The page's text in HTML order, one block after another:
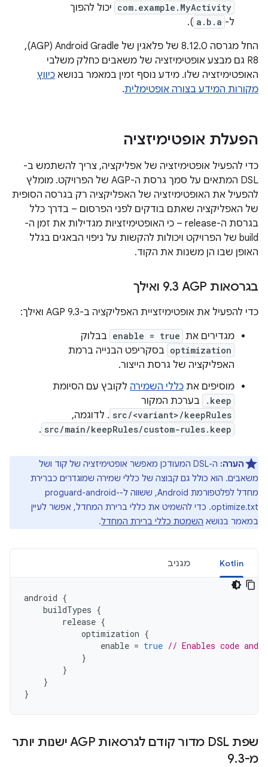
com.example.MyActivity יכול להפוך
ל- a.b.a
).
החל מגרסה 8.12.0 של פלאגין של Android Gradle‏ (AGP), ‏
R8 גם מבצע אופטימיזציה של משאבים כחלק משלבי
האופטימיזציה שלו. מידע נוסף זמין במאמר בנושא כיווץ
מקורות המידע בצורה אופטימלית.
הפעלת אופטימיזציה
כדי להפעיל אופטימיזציה של אפליקציה, צריך להשתמש ב-
DSL המתאים על סמך גרסת ה-AGP של הפרויקט. מומלץ
להפעיל את האופטימיזציה של האפליקציה רק בגרסה הסופית
של האפליקציה שאתם בודקים לפני הפרסום – בדרך כלל
בגרסת ה-release – כי האופטימיזציות מגדילות את זמן ה-
build של הפרויקט ויכולות להקשות על ניפוי הבאגים בגלל
האופן שבו הן משנות את הקוד.
בגרסאות AGP‏ 9 .3 ואילך
כדי להפעיל את אופטימיזציית האפליקציה ב-AGP 9.3 ואילך:
מגדירים את enable = true בבלוק
optimization בסקריפט הבנייה ברמת
האפליקציה של גרסת הייצור.
מוסיפים את כללי השמירה לקובץ עם הסיומת
.keep בערכת המקור
src/<variant>/keepRules . לדוגמה,
src/main/keepRules/custom-rules.keep
.
הערה:
ה-DSL המעודכן מאפשר אופטימיזציה של קוד ושל
משאבים. הוא כולל גם קבוצה של כללי שמירה שמוגדרים כברירת
מחדל לפלטפורמת Android, ששווה ל-proguard-android-
optimize.txt. כדי להשמיט את כללי ברירת המחדל, אפשר לעיין
במאמר בנושא השמטת כללי ברירת המחדל.
Kotlin מגניב
android {
buildTypes {
release {
optimization {
enable = true // Enables code and
}
}
}
}
שפת DSL מדור קודם לגרסאות AGP ישנות יותר
מ-9 .3